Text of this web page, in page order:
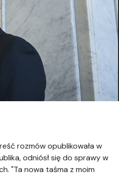
rozmów opublikowała w
odniósł się do sprawy w
"Ta nowa taśma z moim